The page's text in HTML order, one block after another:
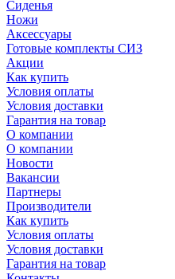
Сиденья
Ножи
Аксессуары
Готовые комплекты СИЗ
Акции
Как купить
Условия оплаты
Условия доставки
Гарантия на товар
О компании
О компании
Новости
Вакансии
Партнеры
Производители
Как купить
Условия оплаты
Условия доставки
Гарантия на товар